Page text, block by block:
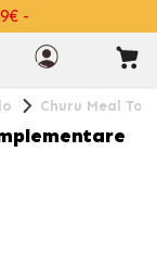
-
Churu Meal